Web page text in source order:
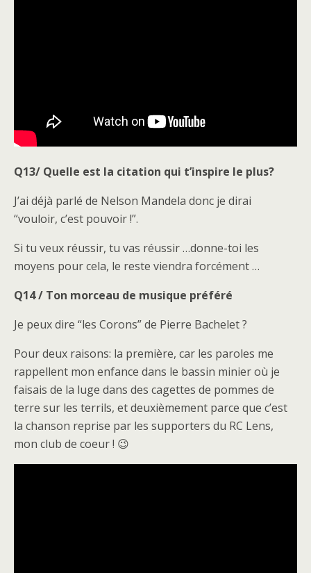
Q13/ Quelle est la citation qui t’inspire le plus?
J’ai déjà parlé de Nelson Mandela donc je dirai
“vouloir, c’est pouvoir !”.
Si tu veux réussir, tu vas réussir …donne-toi les
moyens pour cela, le reste viendra forcément …
Q14 / Ton morceau de musique préféré
Je peux dire “les Corons” de Pierre Bachelet ?
Pour deux raisons: la première, car les paroles me
rappellent mon enfance dans le bassin minier où je
faisais de la luge dans des cagettes de pommes de
terre sur les terrils, et deuxièmement parce que c’est
la chanson reprise par les supporters du RC Lens,
mon club de coeur ! 😉